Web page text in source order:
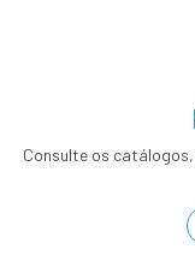
Consulte os